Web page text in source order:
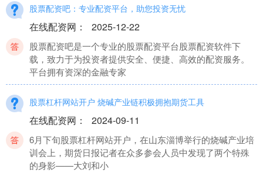
股票配资吧：专业配资平台，助您投资无忧
在线配资网 ： 2025-12-22
股票配资吧是一个专业的股票配资平台股票配资软件下
载，致力于为投资者提供安全、便捷、高效的配资服务。
平台拥有资深的金融专家
股票杠杆网站开户 烧碱产业链积极拥抱期货工具
在线配资网 ： 2024-09-11
6月下旬股票杠杆网站开户，在山东淄博举行的烧碱产业培
训会上，期货日报记者在众多参会人员中发现了两个特殊
的身影——大刘和小